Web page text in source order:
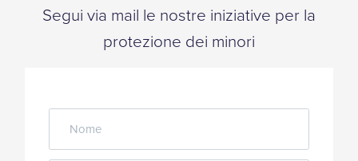
Segui via mail le nostre iniziative per la
protezione dei minori